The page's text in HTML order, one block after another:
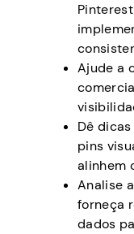
Ajude a
Dê
pins
alinhem
Analise
forneça
dados